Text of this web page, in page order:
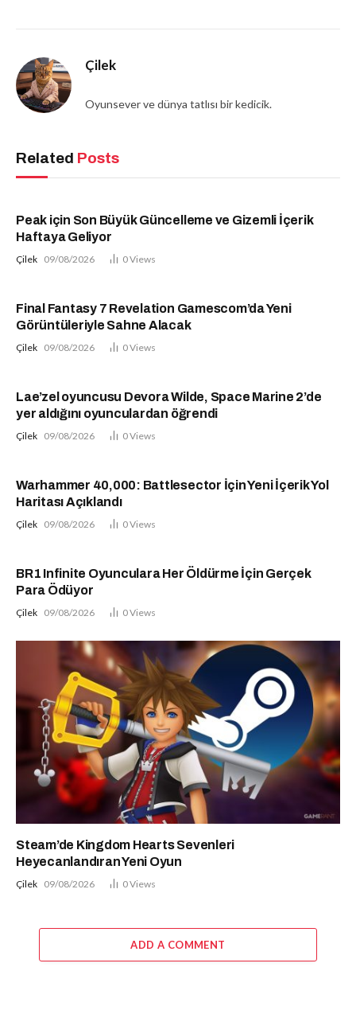
Çilek
Oyunsever ve dünya tatlısı bir kedicik.
Related Posts
Peak için Son Büyük Güncelleme ve Gizemli İçerik
Haftaya Geliyor
Çilek 09/08/2026 0Views
Final Fantasy 7 Revelation Gamescom’da Yeni
Görüntüleriyle Sahne Alacak
Çilek 09/08/2026 0Views
Lae’zel oyuncusu Devora Wilde, Space Marine 2’de
yer aldığını oyunculardan öğrendi
Çilek 09/08/2026 0Views
Warhammer 40,000: Battlesector İçin Yeni İçerik Yol
Haritası Açıklandı
Çilek 09/08/2026 0Views
BR1 Infinite Oyunculara Her Öldürme İçin Gerçek
Para Ödüyor
Çilek 09/08/2026 0Views
Steam’de Kingdom Hearts Sevenleri
Heyecanlandıran Yeni Oyun
Çilek 09/08/2026 0Views
ADD A COMMENT